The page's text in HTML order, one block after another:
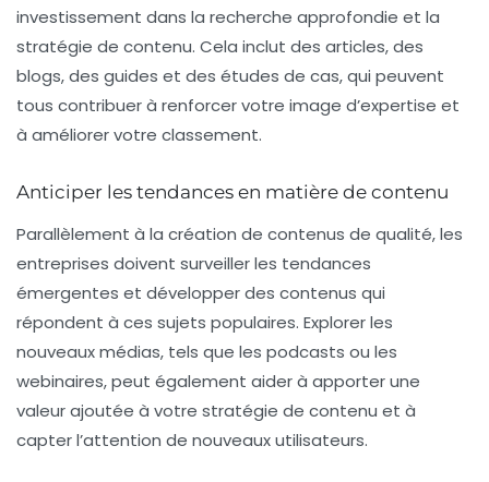
investissement dans la recherche approfondie et la
stratégie de contenu. Cela inclut des articles, des
blogs, des guides et des études de cas, qui peuvent
tous contribuer à renforcer votre image d’expertise et
à améliorer votre classement.
Anticiper les tendances en matière de contenu
Parallèlement à la création de contenus de qualité, les
entreprises doivent surveiller les tendances
émergentes et développer des contenus qui
répondent à ces sujets populaires. Explorer les
nouveaux médias, tels que les podcasts ou les
webinaires, peut également aider à apporter une
valeur ajoutée à votre stratégie de contenu et à
capter l’attention de nouveaux utilisateurs.